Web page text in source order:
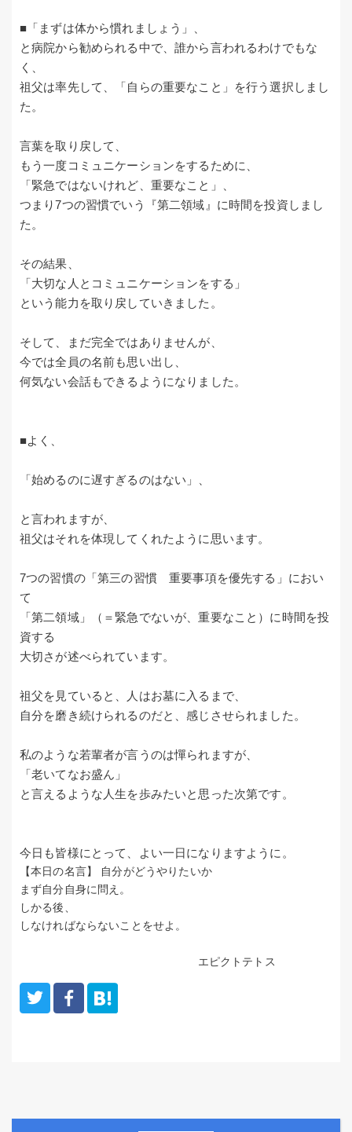
■「まずは体から慣れましょう」、
と病院から勧められる中で、誰から言われるわけでもな
く、
祖父は率先して、「自らの重要なこと」を行う選択しまし
た。
言葉を取り戻して、
もう一度コミュニケーションをするために、
「緊急ではないけれど、重要なこと」、
つまり7つの習慣でいう『第二領域』に時間を投資しまし
た。
その結果、
「大切な人とコミュニケーションをする」
という能力を取り戻していきました。
そして、まだ完全ではありませんが、
今では全員の名前も思い出し、
何気ない会話もできるようになりました。
■よく、
「始めるのに遅すぎるのはない」、
と言われますが、
祖父はそれを体現してくれたように思います。
7つの習慣の「第三の習慣 重要事項を優先する」におい
て
「第二領域」（＝緊急でないが、重要なこと）に時間を投
資する
大切さが述べられています。
祖父を見ていると、人はお墓に入るまで、
自分を磨き続けられるのだと、感じさせられました。
私のような若輩者が言うのは憚られますが、
「老いてなお盛ん」
と言えるような人生を歩みたいと思った次第です。
今日も皆様にとって、よい一日になりますように。
【本日の名言】
自分がどうやりたいか
まず自分自身に問え。
しかる後、
しなければならないことをせよ。
エピクトテトス